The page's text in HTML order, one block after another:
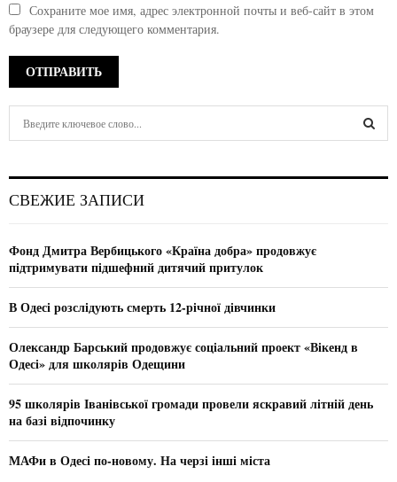
Сохраните мое имя, адрес электронной почты и веб-сайт в этом
браузере для следующего комментария.
h
o
r
СВЕЖИЕ ЗАПИСИ
Фонд Дмитра Вербицького «Країна добра» продовжує
підтримувати підшефний дитячий притулок
В Одесі розслідують смерть 12-річної дівчинки
Олександр Барський продовжує соціальний проект «Вікенд в
Одесі» для школярів Одещини
95 школярів Іванівської громади провели яскравий літній день
на базі відпочинку
МАФи в Одесі по-новому. На черзі інші міста